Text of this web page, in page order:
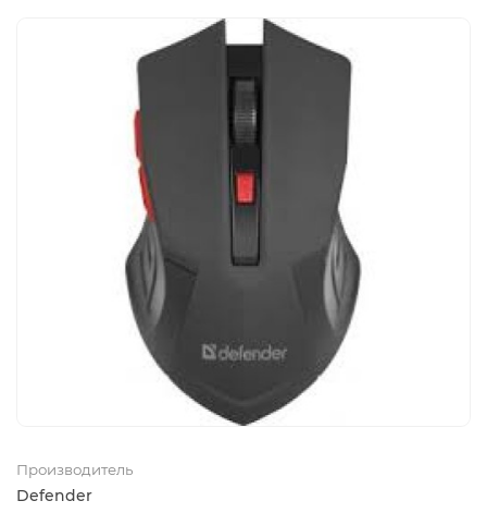
Производитель
Defender